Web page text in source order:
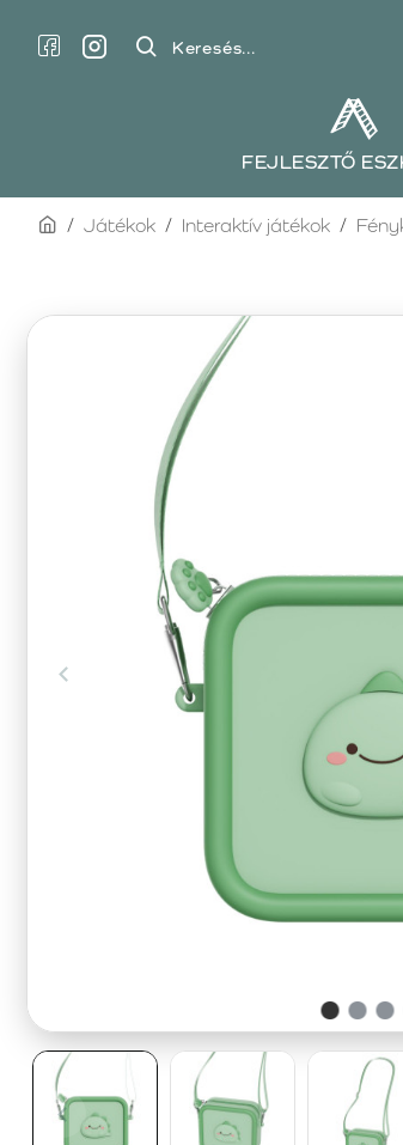
Keresés...
FEJLESZTŐ
homeJátékok Interaktív játékok